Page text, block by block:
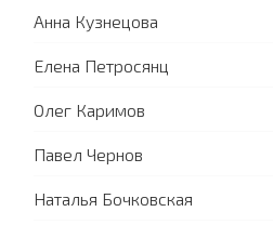
Анна Кузнецова
Елена Петросянц
Олег Каримов
Павел Чернов
Наталья Бочковская